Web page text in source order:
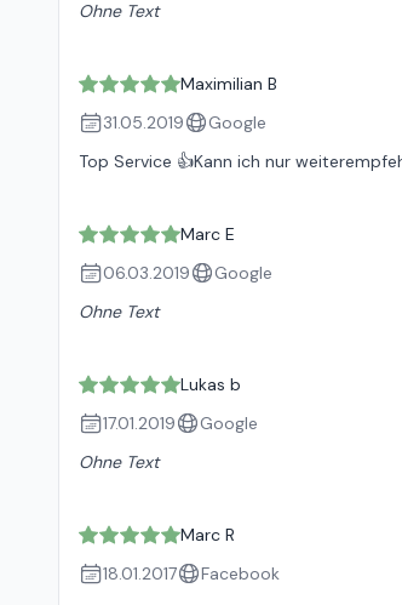
Ohne Text
Maximilian B
31.05.2019
Google
Top Service 👍Kann ich nur
Marc E
06.03.2019
Google
Ohne Text
Lukas b
17.01.2019
Google
Ohne Text
Marc R
18.01.2017
Facebook